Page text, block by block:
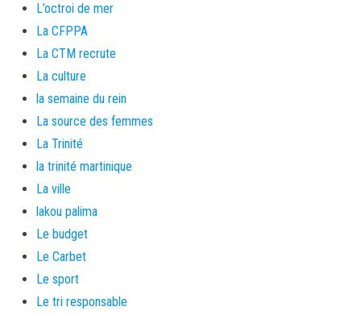
L’octroi de mer
La CFPPA
La CTM recrute
La culture
la semaine du rein
La source des femmes
La Trinité
la trinité martinique
La ville
lakou palima
Le budget
Le Carbet
Le sport
Le tri responsable